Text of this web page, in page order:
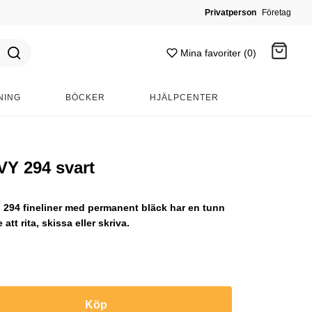
Privatperson Företag
Mina favoriter (0)
BÖCKER HJÄLPCENTER
294 svart
294 fineliner med permanent bläck har en tunn
att rita, skissa eller skriva.
Köp